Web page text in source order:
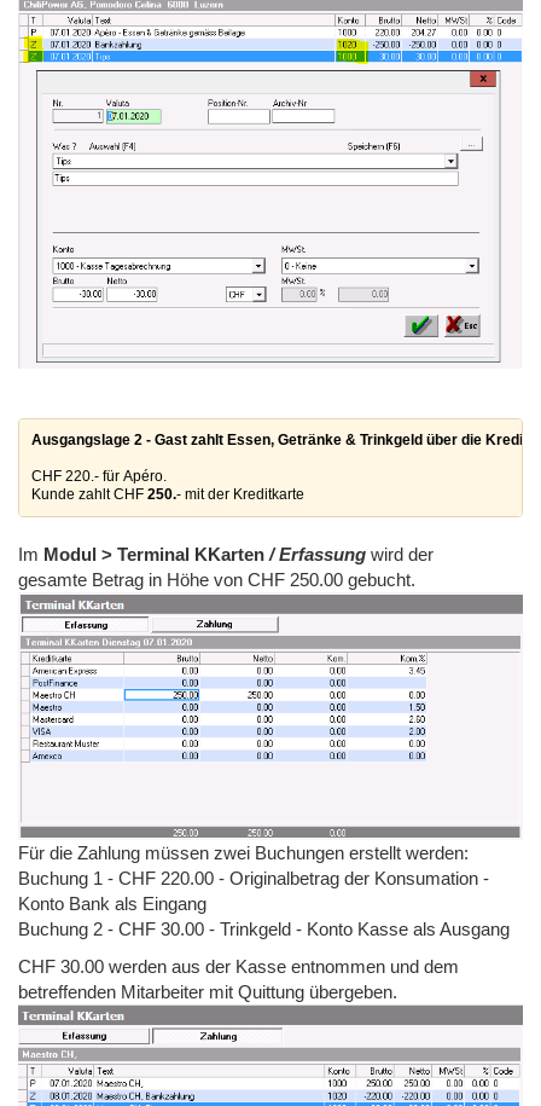
Ausgangslage 2 - Gast zahlt Essen, Getränke & Trinkgeld über die
CHF 220.- für Apéro.
Kunde zahlt CHF 250.- mit der Kreditkarte
Im Modul > Terminal KKarten / Erfassung wird der
gesamte Betrag in Höhe von CHF 250.00 gebucht.
Für die Zahlung müssen zwei Buchungen erstellt werden:
Buchung 1 - CHF 220.00 - Originalbetrag der Konsumation -
Konto Bank als Eingang
Buchung 2 - CHF 30.00 - Trinkgeld - Konto Kasse als Ausgang
CHF 30.00 werden aus der Kasse entnommen und dem
betreffenden Mitarbeiter mit Quittung übergeben.